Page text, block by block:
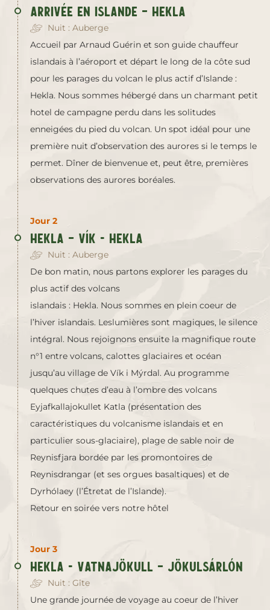
Arrivée en Islande – Hekla
Nuit : Auberge
Accueil par Arnaud Guérin et son guide chauffeur
islandais à l’aéroport et départ le long de la côte sud
pour les parages du volcan le plus actif d’Islande :
Hekla. Nous sommes hébergé dans un charmant petit
hotel de campagne perdu dans les solitudes
enneigées du pied du volcan. Un spot idéal pour une
première nuit d’observation des aurores si le temps le
permet. Dîner de bienvenue et, peut être, premières
observations des aurores boréales.
Jour 2
Hekla – Vík - Hekla
Nuit : Auberge
De bon matin, nous partons explorer les parages du
plus actif des volcans
islandais : Hekla. Nous sommes en plein coeur de
l’hiver islandais. Leslumières sont magiques, le silence
intégral. Nous rejoignons ensuite la magnifique route
n°1 entre volcans, calottes glaciaires et océan
jusqu’au village de Vík i Mýrdal. Au programme
quelques chutes d’eau à l’ombre des volcans
Eyjafkallajokullet Katla (présentation des
caractéristiques du volcanisme islandais et en
particulier sous-glaciaire), plage de sable noir de
Reynisfjara bordée par les promontoires de
Reynisdrangar (et ses orgues basaltiques) et de
Dyrhólaey (l’Étretat de l’Islande).
Retour en soirée vers notre hôtel
Jour 3
Hekla - Vatnajökull – Jökulsárlón
Nuit : Gîte
Une grande journée de voyage au coeur de l’hiver